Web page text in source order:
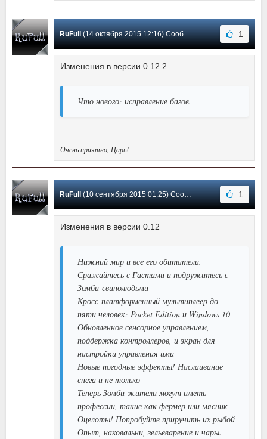
RuFull (14 октября 2015 12:16) Сообщение #41 1
Изменения в версии 0.12.2
Что нового: исправление багов.
Очень приятно, Царь!
RuFull (10 сентября 2015 01:25) Сообщение #40 1
Изменения в версии 0.12
Нижний мир и все его обитатели.
Сражайтесь с Гастами и подружитесь с
Зомби-свинолюдьми
Кросс-платформенный мультиплеер до
пяти человек: Pocket Edition и Windows 10
Обновленное сенсорное управлением,
поддержка контроллеров, и экран для
настройки управления ими
Новые погодные эффекты! Наслаивание
снега и не только
Теперь Зомби-жители могут иметь
профессии, такие как фермер или мясник
Оцелоты! Попробуйте приручить их рыбой
Опыт, наковальни, зельеварение и чары.